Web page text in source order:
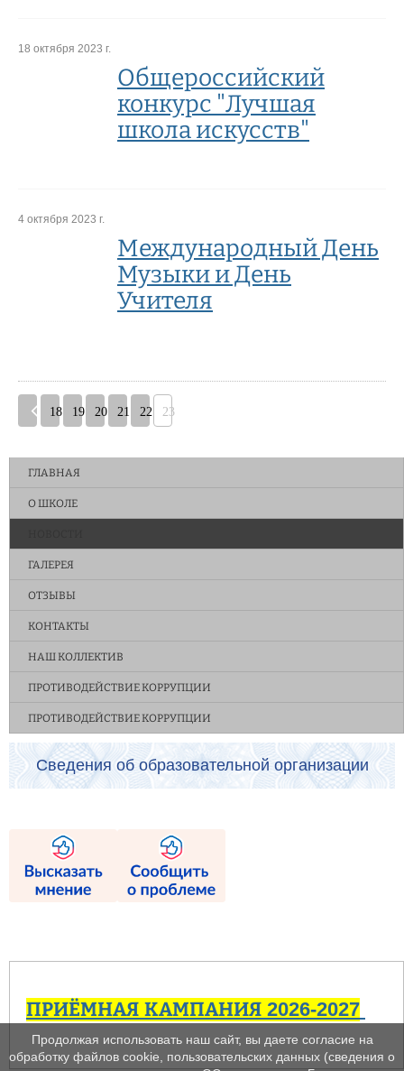
18 октября 2023 г.
Общероссийский
конкурс "Лучшая
школа искусств"
4 октября 2023 г.
Международный День
Музыки и День
Учителя
18 19 20 21 22 23
ГЛАВНАЯ
О ШКОЛЕ
ГАЛЕРЕЯ
ОТЗЫВЫ
КОНТАКТЫ
НАШ КОЛЛЕКТИВ
ПРОТИВОДЕЙСТВИЕ КОРРУПЦИИ
ПРОТИВОДЕЙСТВИЕ КОРРУПЦИИ
Сведения об образовательной организации
ПРИЁМНАЯ КАМПАНИЯ 2026-2027
Продолжая использовать наш сайт, вы даете согласие на
обработку файлов cookie, пользовательских данных (сведения о